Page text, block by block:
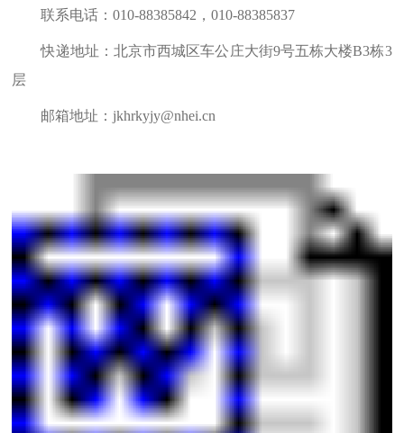
联系电话：010-88385842 ，010-88385837
快递地址：北京市西城区车公庄大街9号五栋大楼B3栋3
层
邮箱地址： jkhrkyjy@nhei.cn